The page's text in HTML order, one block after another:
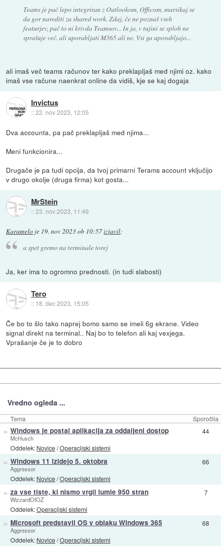
Teams je pač lepo integriran z Outlookom, Officom, marsikaj se
da gor narediti za shared work. Zdaj, če ne poznaš vseh
featurjev, pač to ni krivda Teamsov... In ja, v tujini se sploh ne
sprašuje več. ali uporabljati M365 ali ne. Vsi ga uporabljajo...
ali imaš več teams računov ter kako preklapljaš med njimi oz. kako
imaš vse račune naenkrat online da vidiš, kje se kaj dogaja
Invictus
::22. nov 2023, 12:05
Dva accounta, pa pač preklapljaš med njima...
Meni funkcionira...
Drugače je pa tudi opcija, da tvoj primarni Terams account vključijo
v drugo okolje (druga firma) kot gosta...
MrStein
::23. nov 2023, 11:49
Karamelo je 19. nov 2023 ob 10:57izjavil:
a spet gremo na terminale torej
Ja, ker ima to ogromno prednosti. (in tudi slabosti)
Tero
:: 18. dec 2023, 15:05
Če bo to šlo tako naprej bomo samo se imeli 6g ekrane. Video
signal direkt na terminal.. Naj bo to telefon ali kaj vexjega.
Vprašanje če je to dobro
Vredno ogleda ...
Tema Sporočila
» Windows je postal aplikacija za oddaljeni dostop
McHusch
Oddelek: Novice/Operacijski sistemi
44
» Windows 11 izidejo 5. oktobra
Aggressor
Oddelek: Novice/Operacijski sistemi
66
» za vse tiste, ki nismo vrgli lumie 950 stran
WizzardOfOZ
Oddelek:Operacijski sistemi
7
» Microsoft predstavil OS v oblaku Windows 365
Aggressor
Oddelek: Novice/Operacijski sistemi
68